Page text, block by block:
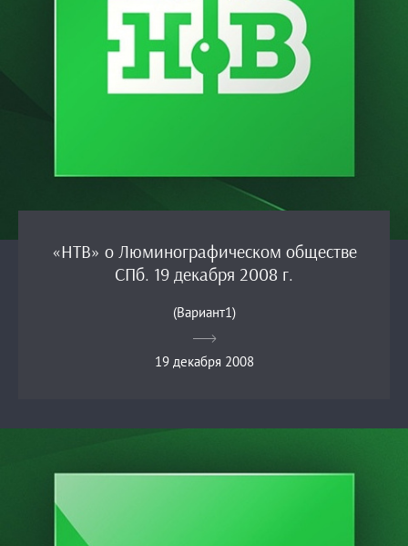
«НТВ» о Люминографическом обществе
СПб. 19 декабря 2008 г.
(Вариант1)
19 декабря 2008